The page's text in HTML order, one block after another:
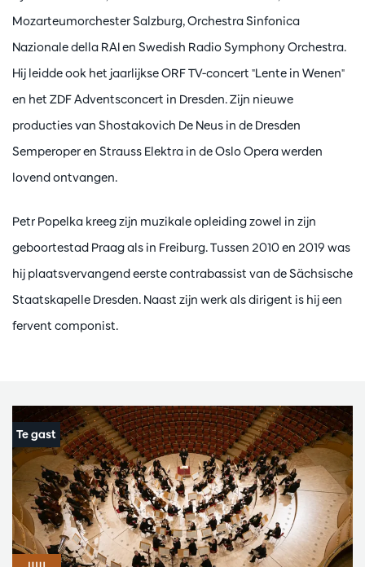
Mozarteumorchester Salzburg, Orchestra Sinfonica
Nazionale della RAI en Swedish Radio Symphony Orchestra.
Hij leidde ook het jaarlijkse ORF TV-concert "Lente in Wenen"
en het ZDF Adventsconcert in Dresden. Zijn nieuwe
producties van Shostakovich De Neus in de Dresden
Semperoper en Strauss Elektra in de Oslo Opera werden
lovend ontvangen.
Petr Popelka kreeg zijn muzikale opleiding zowel in zijn
geboortestad Praag als in Freiburg. Tussen 2010 en 2019 was
hij plaatsvervangend eerste contrabassist van de Sächsische
Staatskapelle Dresden. Naast zijn werk als dirigent is hij een
fervent componist.